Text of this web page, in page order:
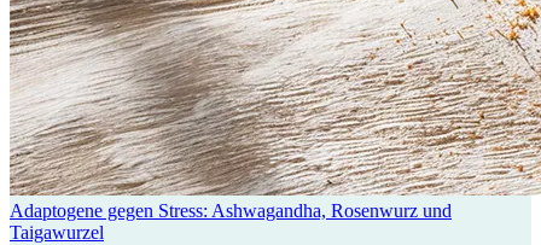
Adaptogene gegen Stress: Ashwagandha, Rosenwurz und
Taigawurzel